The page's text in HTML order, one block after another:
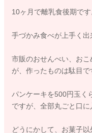
10ヶ月で離乳食後期です
手づかみ食べが上手く出
市販のおせんべい、お
が、作ったものは駄目で
パンケーキを500円玉く
ですが、全部丸ごと口に
どうにかして、お菓子以